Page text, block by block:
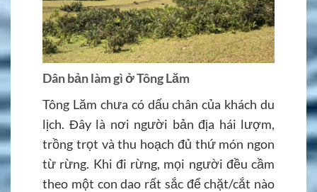
Dân bản làm gì ở Tông Lăm
Tông Lăm chưa có dấu chân của khách du
lịch. Đây là nơi người bản địa hái lượm,
trồng trọt và thu hoạch đủ thứ món ngon
từ rừng. Khi đi rừng, mọi người đều cầm
theo một con dao rất sắc để chặt/cắt nào